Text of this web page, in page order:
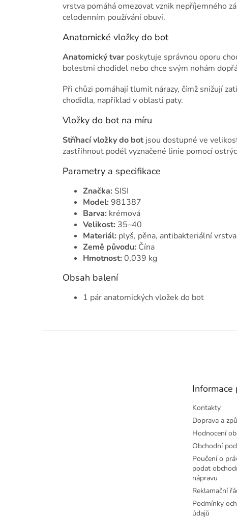
vrstva pomáhá omezovat vznik nepříjemného
celodenním používání obuvi.
Anatomické vložky do bot
Anatomický tvar poskytuje správnou oporu
bolestmi chodidel nebo chce svým nohám
Při chůzi pomáhají tlumit nárazy, čímž snižují
chodidla, například v oblasti paty.
Vložky do bot na míru
Stříhací vložky do bot jsou dostupné ve
zastřihnout podél vyznačené linie pomocí
Parametry a specifikace
Značka: SISI
Model: 981387
Barva: krémová
Velikost: 35–40
Materiál: plyš, pěna, antibakteriální vrstva
Země původu: Čína
Hmotnost: 0,039 kg
Obsah balení
1 pár anatomických vložek do bot
Informace
Kontakty
Doprava a
Hodnocení
Obchodní
Poučení o
podat
nápravu
Reklamační
Podmínky
údajů